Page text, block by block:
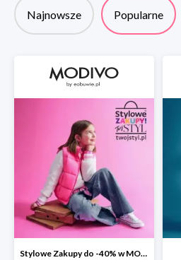
Najnowsze Popularne
Stylowe Zakupy do -40% w MODIVO